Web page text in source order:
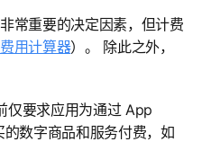
常重要的决定因素，但计费
费用计算器）。 除此之外，
仅要求应用为通过 App
数字商品和服务付费，如